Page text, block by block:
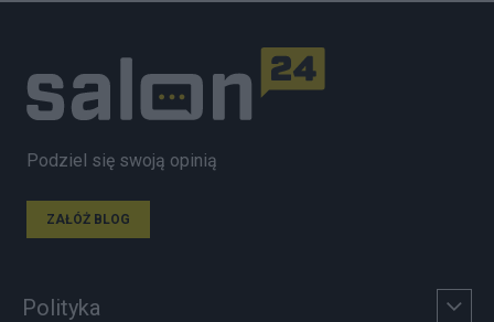
Podziel się swoją opinią
ZAŁÓŻ BLOG
Polityka